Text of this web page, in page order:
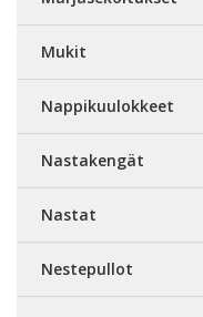
Mukit
Nappikuulokkeet
Nastakengät
Nastat
Nestepullot